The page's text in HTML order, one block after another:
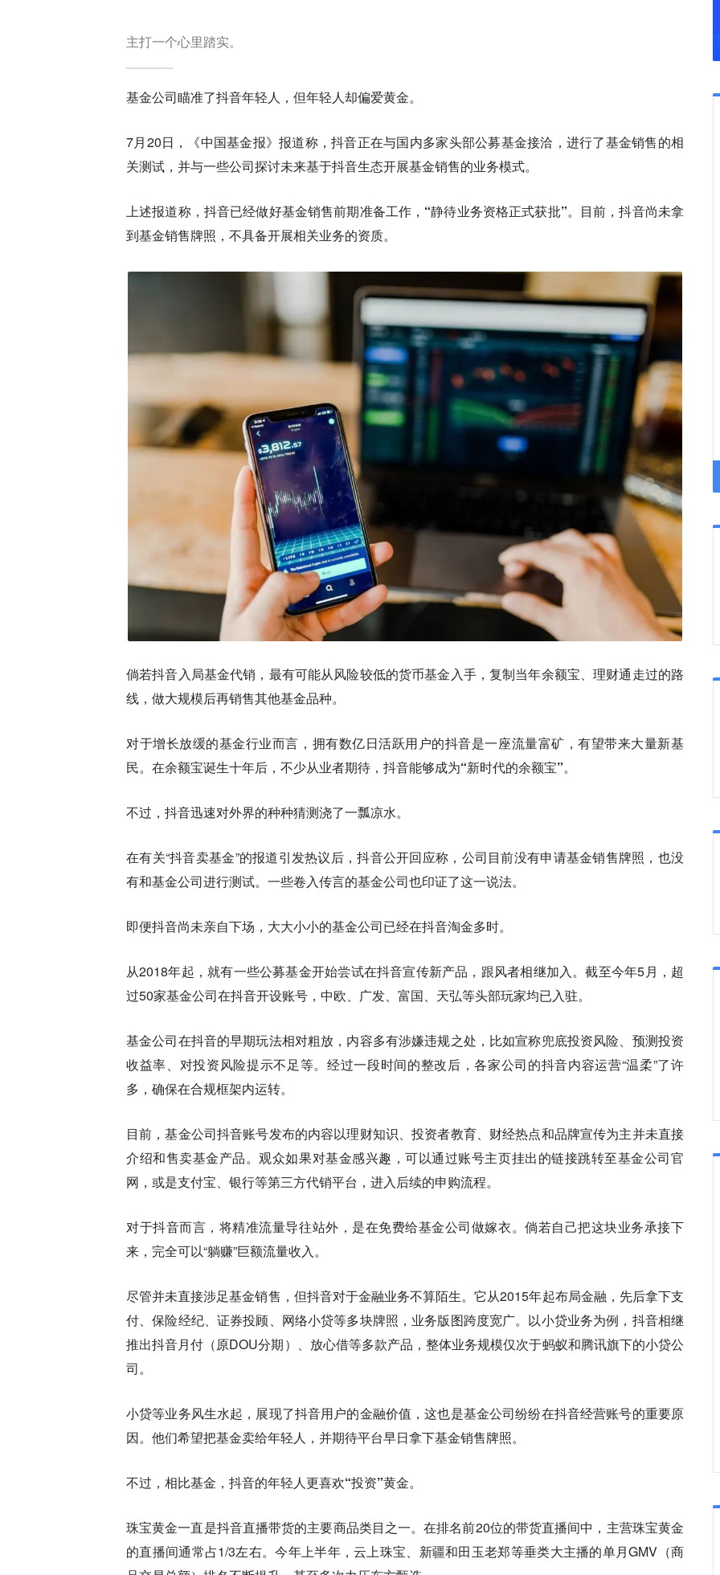
主打一个心里踏实。
基金公司瞄准了抖音年轻人，但年轻人却偏爱黄金。
7月20日，《中国基金报》报道称，抖音正在与国内多家头部公募基金接洽，进行了基金销售的相
关测试，并与一些公司探讨未来基于抖音生态开展基金销售的业务模式。
上述报道称， 抖音已经做好基金销售前期准备工作，“静待业务资格正式获批”。 目前，抖音尚未拿
到基金销售牌照，不具备开展相关业务的资质。
倘若抖音入局基金代销，最有可能从风险较低的货币基金入手，复制当年余额宝、理财通走过的路
线，做大规模后再销售其他基金品种。
对于增长放缓的基金行业而言，拥有数亿日活跃用户的抖音是一座流量富矿，有望带来大量新基
民。在余额宝诞生十年后，不少从业者期待， 抖音能够成为“新时代的余额宝”。
不过，抖音迅速对外界的种种猜测浇了一瓢凉水。
在有关“抖音卖基金”的报道引发热议后，抖音公开回应称， 公司目前没有申请基金销售牌照，也没
有和基金公司进行测试。 一些卷入传言的基金公司也印证了这一说法。
即便抖音尚未亲自下场，大大小小的基金公司已经在抖音淘金多时。
从2018年起，就有一些公募基金开始尝试在抖音宣传新产品，跟风者相继加入。截至今年5月，超
过50家基金公司在抖音开设账号，中欧、广发、富国、天弘等头部玩家均已入驻。
基金公司在抖音的早期玩法相对粗放，内容多有涉嫌违规之处，比如宣称兜底投资风险、预测投资
收益率、对投资风险提示不足等。经过一段时间的整改后，各家公司的抖音内容运营“温柔”了许
多，确保在合规框架内运转。
目前，基金公司抖音账号发布的内容以理财知识、投资者教育、财经热点和品牌宣传为主并未直接
介绍和售卖基金产品。观众如果对基金感兴趣，可以通过账号主页挂出的链接跳转至基金公司官
网，或是支付宝、银行等第三方代销平台，进入后续的申购流程。
对于抖音而言， 将精准流量导往站外，是在免费给基金公司做嫁衣。倘若自己把这块业务承接下
来，完全可以“躺赚”巨额流量收入。
尽管并未直接涉足基金销售，但抖音对于金融业务不算陌生。它从2015年起布局金融，先后拿下支
付、保险经纪、证券投顾、网络小贷等多块牌照，业务版图跨度宽广。以小贷业务为例，抖音相继
推出抖音月付（原DOU分期）、放心借等多款产品，整体业务规模仅次于蚂蚁和腾讯旗下的小贷公
司。
小贷等业务风生水起，展现了抖音用户的金融价值，这也是基金公司纷纷在抖音经营账号的重要原
因。他们希望把基金卖给年轻人，并期待平台早日拿下基金销售牌照。
不过， 相比基金，抖音的年轻人更喜欢“投资”黄金。
珠宝黄金一直是抖音直播带货的主要商品类目之一。在排名前20位的带货直播间中，主营珠宝黄金
的直播间通常占1/3左右。今年上半年，云上珠宝、新疆和田玉老郑等垂类大主播的单月GMV（商